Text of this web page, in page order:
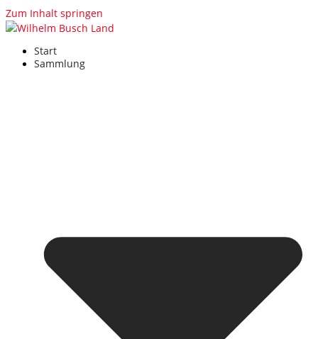
Zum Inhalt springen
Start
Sammlung